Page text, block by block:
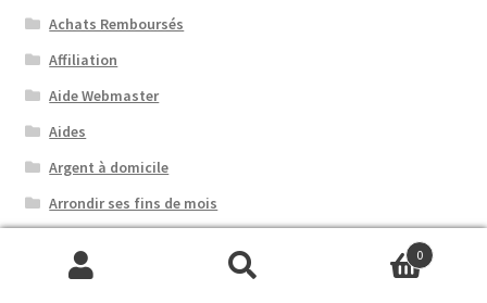
Achats Remboursés
Affiliation
Aide Webmaster
Aides
Argent à domicile
Arrondir ses fins de mois
Bonne Année !
Recherche
Recherche
0